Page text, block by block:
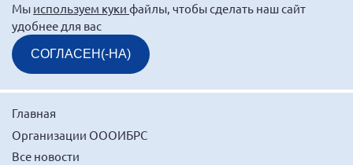
Мы используем куки файлы, чтобы сделать наш сайт
удобнее для вас
СОГЛАСЕН(-НА)
Главная
Организации ОООИБРС
Все новости